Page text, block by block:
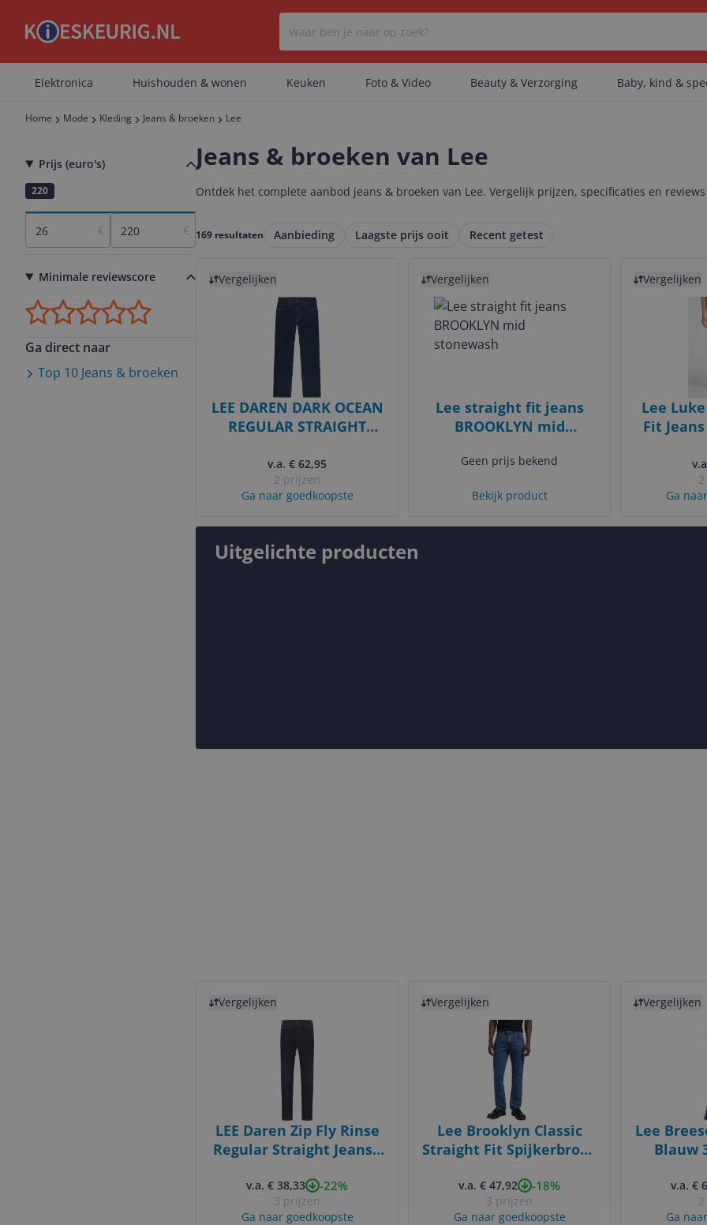
Er zijn geen categorieën gevonden.
Er zijn geen artikelen gevonden.
Elektronica Huishouden & wonen Keuken Foto & Video Beauty & Verzorging Baby, kind &
Home Mode Kleding Jeans & broeken Lee
Prijs (euro's)
26
220
€ €
Minimale reviewscore
Ga direct naar
Top 10 Jeans & broeken
Jeans & broeken van Lee
Ontdek het complete aanbod jeans & broeken van Lee. Vergelijk prijzen, specificaties en
169 resultaten Aanbieding Laagste prijs ooit Recent getest
Vergelijken
LEE DAREN DARK OCEAN
REGULAR STRAIGHT
v.a. € 62,95
2 prijzen
Ga naar goedkoopste
Vergelijken
Lee straight fit jeans
BROOKLYN mid
Geen prijs bekend
Bekijk product
Vergelijken
Lee
Fit
Ga
Uitgelichte producten
Vergelijken
LEE Daren Zip Fly Rinse
Regular Straight Jeans -
v.a. € 38,33 -22%
3 prijzen
Ga naar goedkoopste
Vergelijken
Lee Brooklyn Classic
Straight Fit Spijkerbroek
v.a. € 47,92 -18%
3 prijzen
Ga naar goedkoopste
Vergelijken
Lee
Blauw
v.a. €
Ga